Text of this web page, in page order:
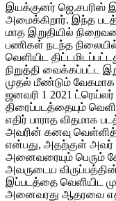
இயக்குனர் ஜெ.சபரிஸ்
அமைக்கிறார். இந்த
மாத இறுதியில்
பணிகள் நடந்த
வெளியிட
நிறுத்தி வைக்கப்பட்ட
முதல் மீண்டும் வேகமாக
ஜனவரி 1 2021 ட்ரெய்லர்
திரைப்படத்தையும்
எதிர் பாராத விதமாக
அவரின் கனவு
என்பது, அதற்குள் அவர்
அனைவரையும் பெரும்
அவருடைய
இப்படத்தை வெளியிட
அனைவரது ஆதரவை